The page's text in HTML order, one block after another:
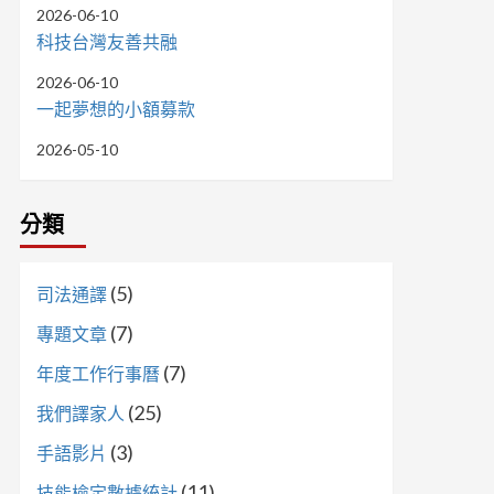
2026-06-10
科技台灣友善共融
2026-06-10
一起夢想的小額募款
2026-05-10
分類
司法通譯 (5)
專題文章 (7)
年度工作行事曆 (7)
我們譯家人 (25)
手語影片 (3)